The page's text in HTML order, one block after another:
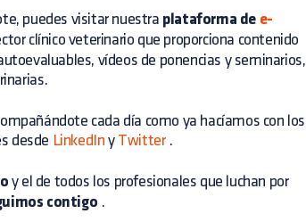
puedes visitar nuestra plataforma de e-
clínico veterinario que proporciona contenido
vídeos de ponencias y seminarios,
cada día como ya hacíamos con los
desde LinkedIn y Twitter.
y el de todos los profesionales que luchan por
contigo .